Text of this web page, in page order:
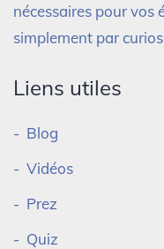
nécessaires pour vos
simplement par
Liens utiles
Blog
Vidéos
Prez
Quiz